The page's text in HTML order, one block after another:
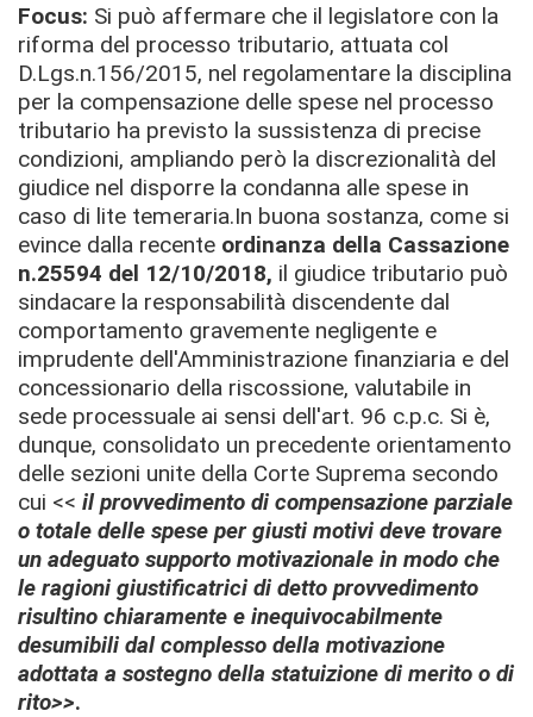
Focus: Si può affermare che il legislatore con la
riforma del processo tributario, attuata col
D.Lgs.n.156/2015, nel regolamentare la disciplina
per la compensazione delle spese nel processo
tributario ha previsto la sussistenza di precise
condizioni, ampliando però la discrezionalità del
giudice nel disporre la condanna alle spese in
caso di lite temeraria.In buona sostanza, come si
evince dalla recente ordinanza della Cassazione
n.25594 del 12/10/2018, il giudice tributario può
sindacare la responsabilità discendente dal
comportamento gravemente negligente e
imprudente dell'Amministrazione finanziaria e del
concessionario della riscossione, valutabile in
sede processuale ai sensi dell'art. 96 c.p.c. Si è,
dunque, consolidato un precedente orientamento
delle sezioni unite della Corte Suprema secondo
cui << il provvedimento di compensazione parziale
o totale delle spese per giusti motivi deve trovare
un adeguato supporto motivazionale in modo che
le ragioni giustificatrici di detto provvedimento
risultino chiaramente e inequivocabilmente
desumibili dal complesso della motivazione
adottata a sostegno della statuizione di merito o di
rito>>.